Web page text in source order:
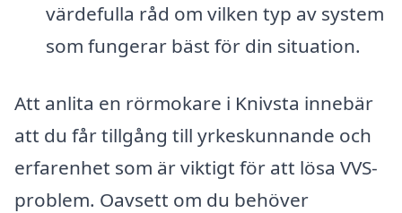
värdefulla råd om vilken typ av system
som fungerar bäst för din situation.
Att anlita en rörmokare i Knivsta innebär
att du får tillgång till yrkeskunnande och
erfarenhet som är viktigt för att lösa VVS-
problem. Oavsett om du behöver